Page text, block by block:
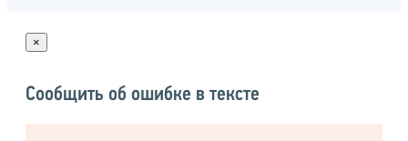
×
Сообщить об ошибке в тексте